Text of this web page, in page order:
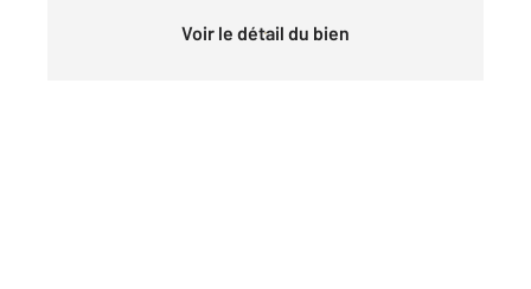
Voir le détail du bien